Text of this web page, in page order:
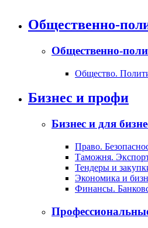
Общественно-
Общественно-
Общество.
Бизнес и профи
Бизнес и для
Право.
Таможня.
Тендеры и
Экономика и
Финансы.